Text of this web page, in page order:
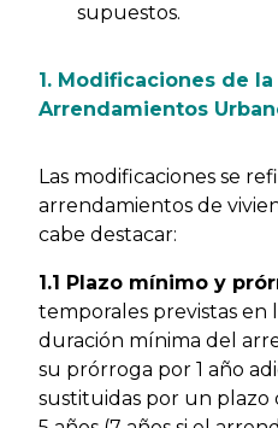
supuestos.
1. Modificaciones de
Arrendamientos
Las modificaciones se
arrendamientos de
cabe destacar:
1.1 Plazo mínimo y
temporales previstas en
duración mínima del
su prórroga por 1 año
sustituidas por un plazo